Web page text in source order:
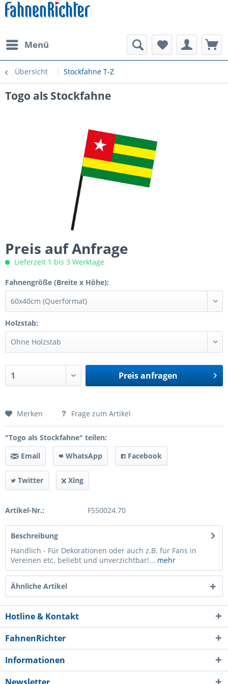
Menü
Übersicht Stockfahne T-Z
Togo als Stockfahne
Preis auf Anfrage
Lieferzeit 1 bis 3 Werktage
Fahnengröße (Breite x Höhe):
Holzstab:
Preis anfragen
Preis anfragen
Merken Frage zum Artikel
"Togo als Stockfahne" teilen:
Email
WhatsApp Facebook
Twitter Xing
Artikel-Nr.: F550024.70
Beschreibung
Handlich - Für Dekorationen oder auch z.B. für Fans in
Vereinen etc. beliebt und unverzichtbar!... mehr
Ähnliche Artikel
Hotline & Kontakt
FahnenRichter
Informationen